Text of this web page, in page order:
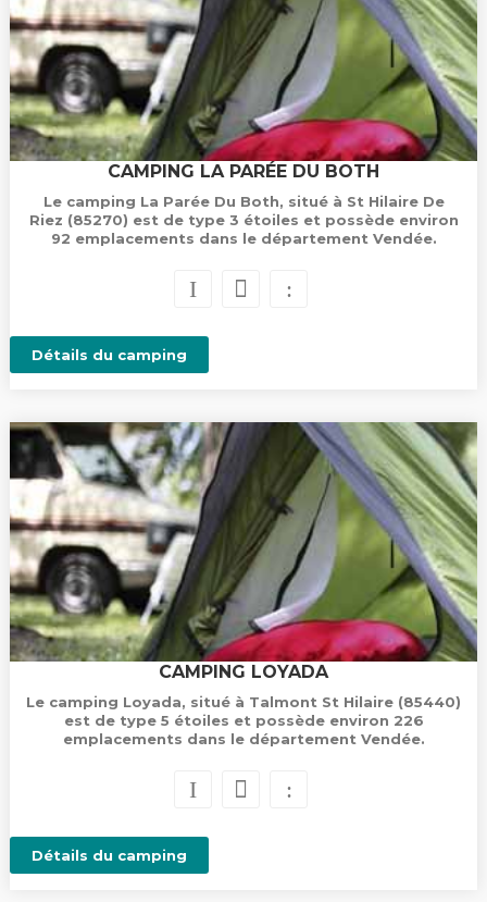
CAMPING LA PARÉE DU BOTH
Le camping La Parée Du Both, situé à St Hilaire De
Riez (85270) est de type 3 étoiles et possède environ
92 emplacements dans le département Vendée.
Détails du camping
CAMPING LOYADA
Le camping Loyada, situé à Talmont St Hilaire (85440)
est de type 5 étoiles et possède environ 226
emplacements dans le département Vendée.
Détails du camping